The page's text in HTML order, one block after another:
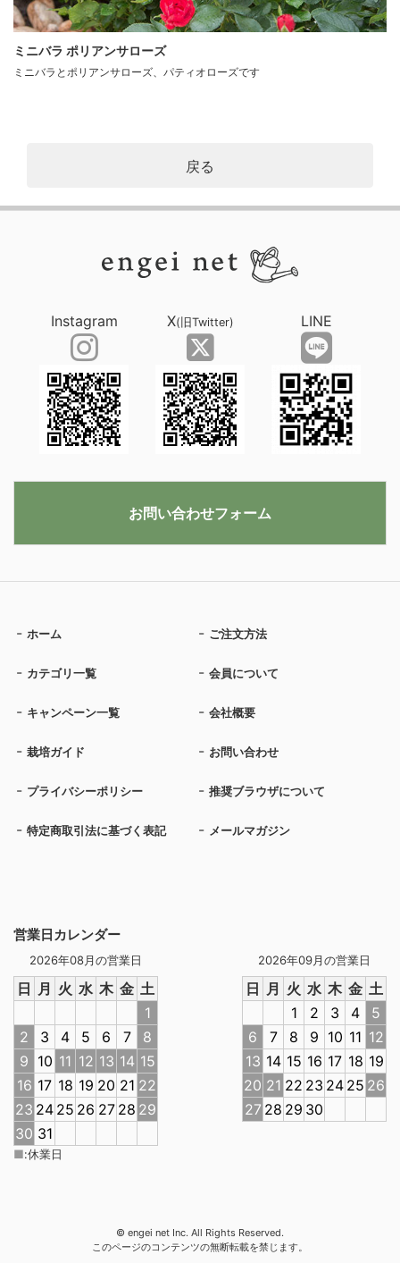
ミニバラ ポリアンサローズ
ミニバラとポリアンサローズ、パティオローズです
戻る
営業日カレンダー
2026年08月の営業日
日 月 火 水 木 金 土
1
2
3 4 5 6 7
8
9 10 11 12 13 14 15
16 17 18 19 20 21 22
23 24 25 26 27 28 29
30 31
2026年09月の営業日
日 月 火 水 木 金 土
1
2 3 4
5
6
7 8 9 10 11 12
13 14 15 16 17 18 19
20 21 22 23 24 25 26
27 28 29 30
■:休業日
ホーム ご注文方法
カテゴリ一覧 会員について
キャンペーン一覧 会社概要
栽培ガイド お問い合わせ
プライバシーポリシー 推奨ブラウザについて
特定商取引法に基づく表記 メールマガジン
Instagram X(旧Twitter) LINE
お問い合わせフォーム
© engei net Inc. All Rights Reserved.
このページのコンテンツの無断転載を禁じます。